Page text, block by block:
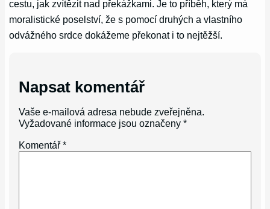
cestu, jak zvítězit nad překážkami. Je to příběh, který má
moralistické poselství, že s pomocí druhých a vlastního
odvážného srdce dokážeme překonat i to nejtěžší.
Napsat komentář
Vaše e-mailová adresa nebude zveřejněna.
Vyžadované informace jsou označeny*
Komentář*